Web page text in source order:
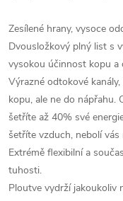
Zesílené hrany, vysoce
Dvousložkový plný list s
vysokou účinnost kopu
Výrazné odtokové
kopu, ale ne do
šetříte až 40% své
šetříte vzduch, nebolí
Extrémě flexibilní a
tuhosti.
Ploutve vydrží jakoukoliv